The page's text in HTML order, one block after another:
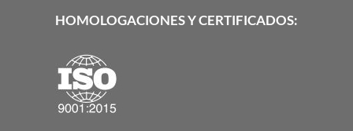
HOMOLOGACIONES Y CERTIFICADOS: